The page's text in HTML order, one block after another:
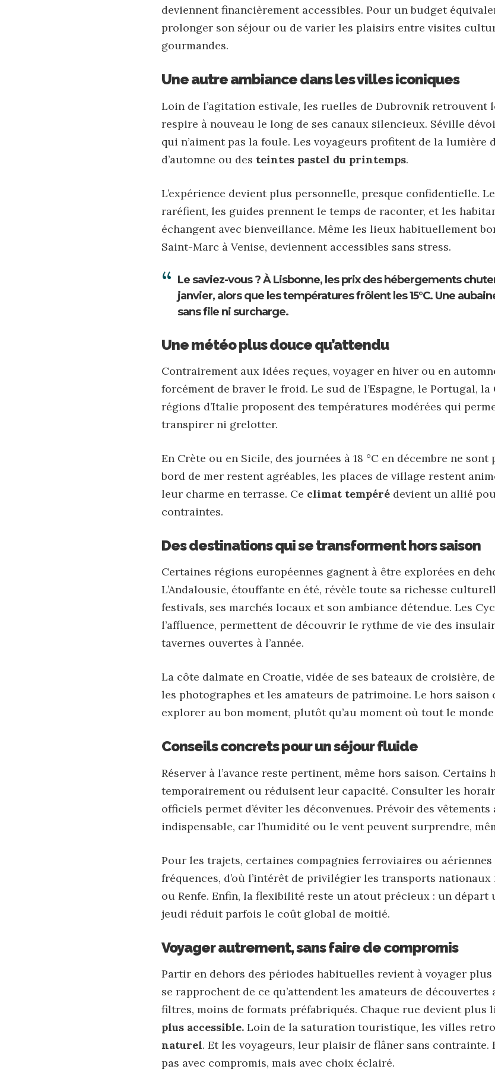
deviennent financièrement accessibles. Pour un budget
prolonger son séjour ou de varier les plaisirs entre visites
gourmandes.
Une autre ambiance dans les villes iconiques
Loin de l’agitation estivale, les ruelles de Dubrovnik retrouvent
respire à nouveau le long de ses canaux silencieux. Séville
qui n’aiment pas la foule. Les voyageurs profitent de la lumière
d’automne ou des teintes pastel du printemps.
L’expérience devient plus personnelle, presque confidentielle.
raréfient, les guides prennent le temps de raconter, et les
échangent avec bienveillance. Même les lieux habituellement
Saint-Marc à Venise, deviennent accessibles sans stress.
Le saviez-vous ?À Lisbonne, les prix des hébergements
janvier, alors que les températures frôlent les 15°C. Une
sans file ni surcharge.
Une météo plus douce qu’attendu
Contrairement aux idées reçues, voyager en hiver ou en
forcément de braver le froid. Le sud de l’Espagne, le Portugal,
régions d’Italie proposent des températures modérées qui
transpirer ni grelotter.
En Crète ou en Sicile, des journées à 18 °C en décembre ne sont
bord de mer restent agréables, les places de village restent
leur charme en terrasse. Ce climat tempéré devient un allié
contraintes.
Des destinations qui se transforment hors saison
Certaines régions européennes gagnent à être explorées en
L’Andalousie, étouffante en été, révèle toute sa richesse
festivals, ses marchés locaux et son ambiance détendue. Les
l’affluence, permettent de découvrir le rythme de vie des
tavernes ouvertes à l’année.
La côte dalmate en Croatie, vidée de ses bateaux de croisière,
les photographes et les amateurs de patrimoine. Le hors
explorer au bon moment, plutôt qu’au moment où tout le monde
Conseils concrets pour un séjour fluide
Réserver à l’avance reste pertinent, même hors saison. Certains
temporairement ou réduisent leur capacité. Consulter les
officiels permet d’éviter les déconvenues. Prévoir des vêtements
indispensable, car l’humidité ou le vent peuvent surprendre,
Pour les trajets, certaines compagnies ferroviaires ou
fréquences, d’où l’intérêt de privilégier les transports nationaux
ou Renfe. Enfin, la flexibilité reste un atout précieux : un
jeudi réduit parfois le coût global de moitié.
Voyager autrement, sans faire de compromis
Partir en dehors des périodes habituelles revient à voyager
se rapprochent de ce qu’attendent les amateurs de
filtres, moins de formats préfabriqués. Chaque rue devient plus
plus accessible. Loin de la saturation touristique, les villes
naturel. Et les voyageurs, leur plaisir de flâner sans contrainte.
pas avec compromis, mais avec choix éclairé.